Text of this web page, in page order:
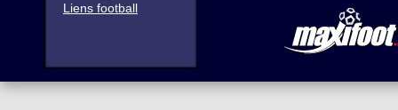
Liens football